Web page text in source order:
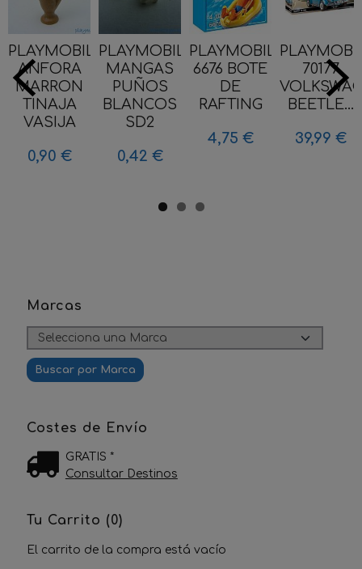
Marcas
Costes de Envío
GRATIS *
Consultar Destinos
Tu Carrito (0)
El carrito de la compra está vacío
PLAYMOBIL
ANFORA
MARRON
TINAJA
VASIJA
0,90 €
PLAYMOBIL
MANGAS
PUÑOS
BLANCOS
SD2
0,42 €
PLAYMOBIL
6676 BOTE
DE
RAFTING
4,75 €
70177
BEETLE...
39,99 €